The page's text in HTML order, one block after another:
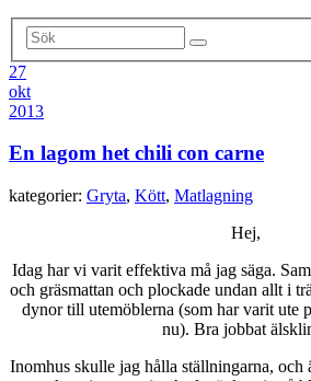
27
okt
2013
En lagom het chili con carne
kategorier: Gryta, Kött, Matlagning
Hej,
Idag har vi varit effektiva må jag säga.
och gräsmattan och plockade undan allt i
dynor till utemöblerna (som har varit ute
nu). Bra jobbat
Inomhus skulle jag hålla ställningarna,